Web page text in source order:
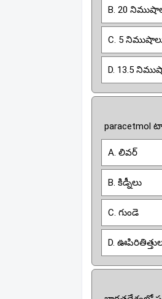
B. 20
C. 5
D. 13.5
paracetmol
A. లివర్
B. కిడ్నీలు
C. గుండె
D.